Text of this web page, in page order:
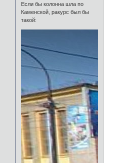
Если бы колонна шла по
Каменской, ракурс был бы
такой: